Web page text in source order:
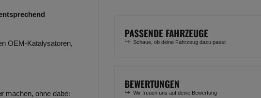
PASSENDE FAHRZEUGE
Schaue, ob deine Fahrzeug dazu passt
BEWERTUNGEN
Wir freuen uns auf deine Bewertung
OEM-Katalysatoren,
machen, ohne dabei